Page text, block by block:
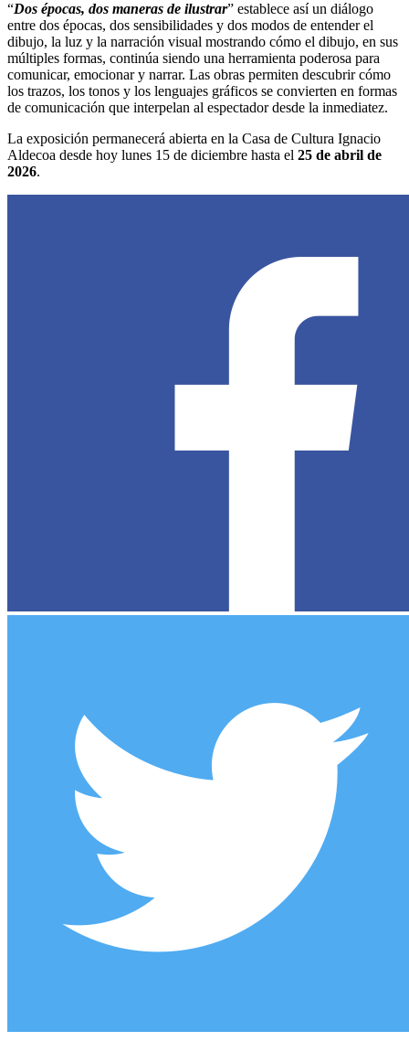
“Dos épocas, dos maneras de ilustrar” establece así un diálogo
entre dos épocas, dos sensibilidades y dos modos de entender el
dibujo, la luz y la narración visual mostrando cómo el dibujo, en sus
múltiples formas, continúa siendo una herramienta poderosa para
comunicar, emocionar y narrar. Las obras permiten descubrir cómo
los trazos, los tonos y los lenguajes gráficos se convierten en formas
de comunicación que interpelan al espectador desde la inmediatez.
La exposición permanecerá abierta en la Casa de Cultura Ignacio
Aldecoa desde hoy lunes 15 de diciembre hasta el 25 de abril de
2026.